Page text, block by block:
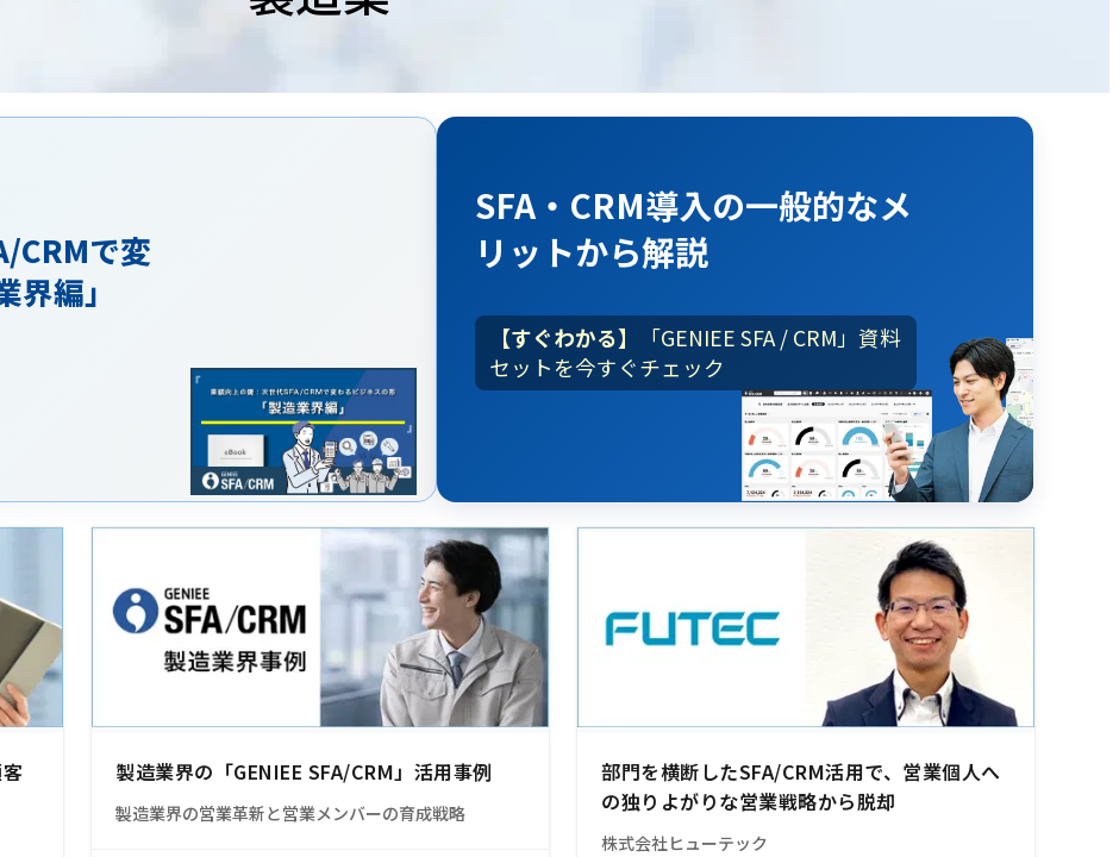
CRMで変
編」
SFA・CRM導入の一般的なメ
リットから解説
【すぐわかる】
「GENIEE SFA / CRM」資料
セットを今すぐチェック
製造業界の「GENIEE SFA/CRM」活用事例
製造業界の営業革新と営業メンバーの育成戦略
部門を横断したSFA/CRM活用で、営業個人へ
の独りよがりな営業戦略から脱却
株式会社ヒューテック